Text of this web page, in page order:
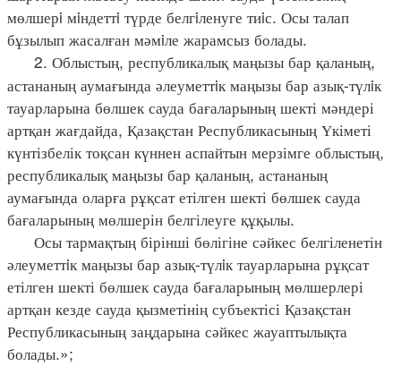
мөлшерi мiндеттi түрде белгiленуге тиiс. Осы талап
бұзылып жасалған мәмiле жарамсыз болады.
2. Облыстың, республикалық маңызы бар қаланың,
астананың аумағында әлеуметтiк маңызы бар азық-түлiк
тауарларына бөлшек сауда бағаларының шекті мәндері
артқан жағдайда, Қазақстан Республикасының Үкіметі
күнтізбелік тоқсан күннен аспайтын мерзімге облыстың,
республикалық маңызы бар қаланың, астананың
аумағында оларға рұқсат етілген шекті бөлшек сауда
бағаларының мөлшерін белгілеуге құқылы.
Осы тармақтың бірінші бөлігіне сәйкес белгіленетін
әлеуметтiк маңызы бар азық-түлiк тауарларына рұқсат
етілген шекті бөлшек сауда бағаларының мөлшерлері
артқан кезде сауда қызметінің субъектісі Қазақстан
Республикасының заңдарына сәйкес жауаптылықта
болады.»;